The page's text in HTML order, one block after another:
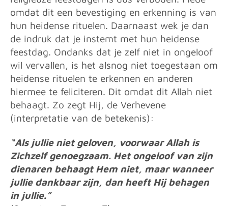
omdat dit een bevestiging en erkenning is van
hun heidense rituelen. Daarnaast wek je dan
de indruk dat je instemt met hun heidense
feestdag. Ondanks dat je zelf niet in ongeloof
wil vervallen, is het alsnog niet toegestaan om
heidense rituelen te erkennen en anderen
hiermee te feliciteren. Dit omdat dit Allah niet
behaagt. Zo zegt Hij, de Verhevene
(interpretatie van de betekenis):
“Als jullie niet geloven, voorwaar Allah is
Zichzelf genoegzaam. Het ongeloof van zijn
dienaren behaagt Hem niet, maar wanneer
jullie dankbaar zijn, dan heeft Hij behagen
in jullie.”